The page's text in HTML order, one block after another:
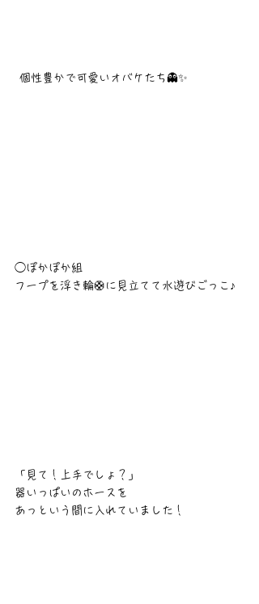
個性豊かで可愛いオバケたち👻✨️
◯ぽかぽか組
フープを浮き輪🛟に見立てて水遊びごっこ♪
「見て！上手でしょ？」
器いっぱいのホースを
あっという間に入れていました！